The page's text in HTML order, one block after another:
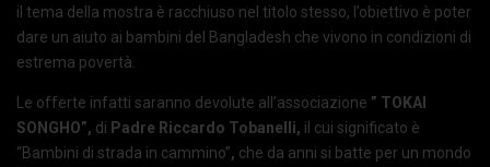
il tema della mostra è racchiuso nel titolo stesso, l’obiettivo è poter
dare un aiuto ai bambini del Bangladesh che vivono in condizioni di
estrema povertà.
Le offerte infatti saranno devolute all’associazione ” TOKAI
SONGHO”, di Padre Riccardo Tobanelli, il cui significato è
“Bambini di strada in cammino”, che da anni si batte per un mondo